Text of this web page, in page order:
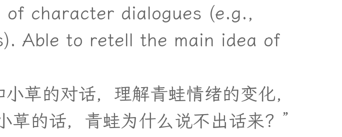
character dialogues (e.g.,
Able to retell the main idea of
小草的对话， 理解青蛙情绪的变化，
草的话， 青蛙为什么说不出话来？ ”